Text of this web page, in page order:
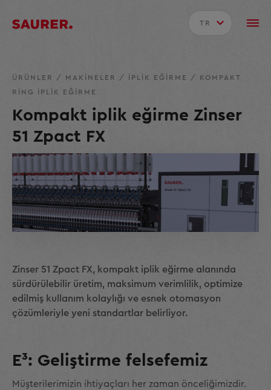
TR
ÜRÜNLER / MAKINELER / İPLIK EĞIRME / KOMPAKT
RING IPLIK EĞIRME
Kompakt iplik eğirme Zinser
51 Zpact FX
Zinser 51 Zpact FX, kompakt iplik eğirme alanında
sürdürülebilir üretim, maksimum verimlilik, optimize
edilmiş kullanım kolaylığı ve esnek otomasyon
çözümleriyle yeni standartlar belirliyor.
E³: Geliştirme felsefemiz
Müşterilerimizin ihtiyaçları her zaman önceliğimizdir.